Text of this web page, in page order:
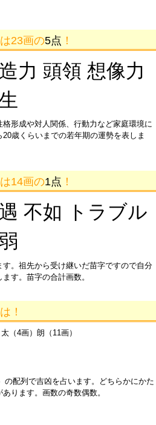
は23画の5点 ！
力 頭領 想像力
形成や対人関係、行動力など家庭環境に
歳くらいまでの若年期の運勢を表しま
は14画の1点 ！
不如 トラブル
。祖先から受け継いだ苗字ですので自分
す。苗字の合計画数。
は！
（4画）朗（11画）
配列で吉凶を占います。どちらかにかた
ります。画数の奇数偶数。